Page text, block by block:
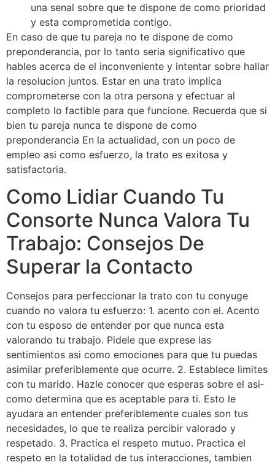
una senal sobre que te dispone de como prioridad
y esta comprometida contigo.
En caso de que tu pareja no te dispone de como
preponderancia, por lo tanto seri­a significativo que
hables acerca de el inconveniente y intentar sobre hallar
la resolucion juntos. Estar en una trato implica
comprometerse con la otra persona y efectuar al
completo lo factible para que funcione. Recuerda que si
bien tu pareja nunca te dispone de como
preponderancia En la actualidad, con un poco de
empleo asi­ como esfuerzo, la trato es exitosa y
satisfactoria.
Como Lidiar Cuando Tu
Consorte Nunca Valora Tu
Trabajo: Consejos De
Superar la Contacto
Consejos para perfeccionar la trato con tu conyuge
cuando no valora tu esfuerzo: 1. acento con el. Acento
con tu esposo de entender por que nunca esta
valorando tu trabajo. Pidele que exprese las
sentimientos asi­ como emociones para que tu puedas
asimilar preferiblemente que ocurre. 2. Establece limites
con tu marido. Hazle conocer que esperas sobre el asi­
como determina que es aceptable para ti. Esto le
ayudara an entender preferiblemente cuales son tus
necesidades, lo que te realiza percibir valorado y
respetado. 3. Practica el respeto mutuo. Practica el
respeto en la totalidad de tus interacciones, tambien